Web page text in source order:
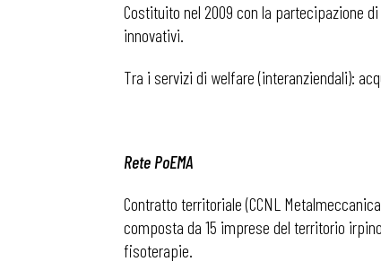
Costituito nel 2009 con la partecipazione
innovativi.
Tra i servizi di welfare (interanziendali):
Rete PoEMA
Contratto territoriale (CCNL
composta da 15 imprese del territorio
fisoterapie.